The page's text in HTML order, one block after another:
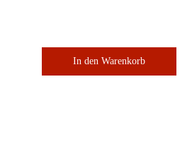
In den Warenkorb